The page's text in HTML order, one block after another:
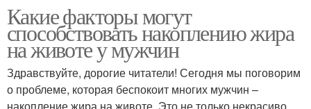
Какие факторы могут
способствовать накоплению жира
на животе у мужчин
Здравствуйте, дорогие читатели! Сегодня мы поговорим
о проблеме, которая беспокоит многих мужчин –